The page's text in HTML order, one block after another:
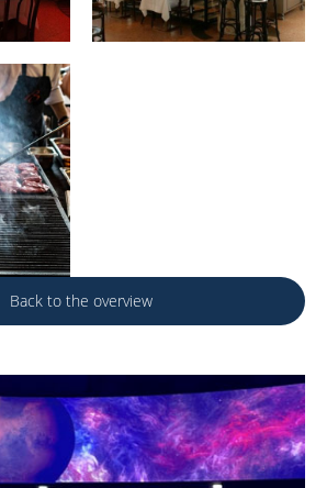
Back to the overview